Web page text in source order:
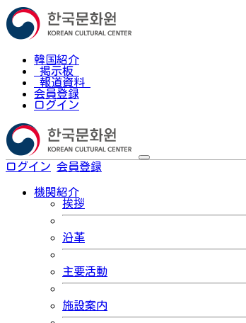
韓国紹介
掲示板
報道資料
会員登録
ログイン
ログイン 会員登録
機関紹介
挨拶
沿革
主要活動
施設案内